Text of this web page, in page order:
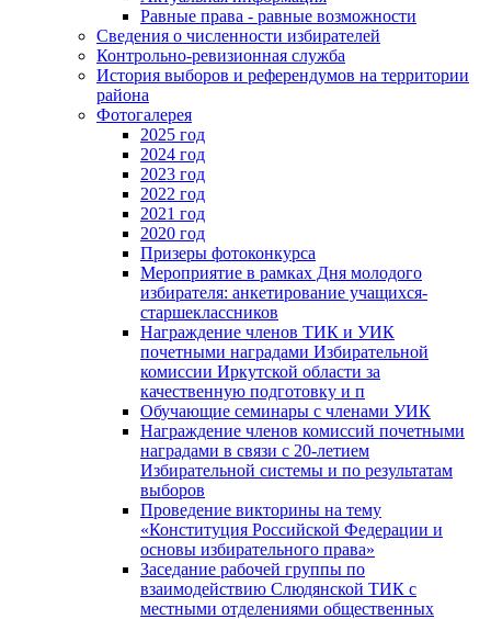
Равные права - равные возможности
Сведения о численности избирателей
Контрольно-ревизионная служба
История выборов и референдумов на территории
района
Фотогалерея
2025 год
2024 год
2023 год
2022 год
2021 год
2020 год
Призеры фотоконкурса
Мероприятие в рамках Дня молодого
избирателя: анкетирование учащихся-
старшеклассников
Награждение членов ТИК и УИК
почетными наградами Избирательной
комиссии Иркутской области за
качественную подготовку и п
Обучающие семинары с членами УИК
Награждение членов комиссий почетными
наградами в связи с 20-летием
Избирательной системы и по результатам
выборов
Проведение викторины на тему
«Конституция Российской Федерации и
основы избирательного права»
Заседание рабочей группы по
взаимодействию Слюдянской ТИК с
местными отделениями общественных